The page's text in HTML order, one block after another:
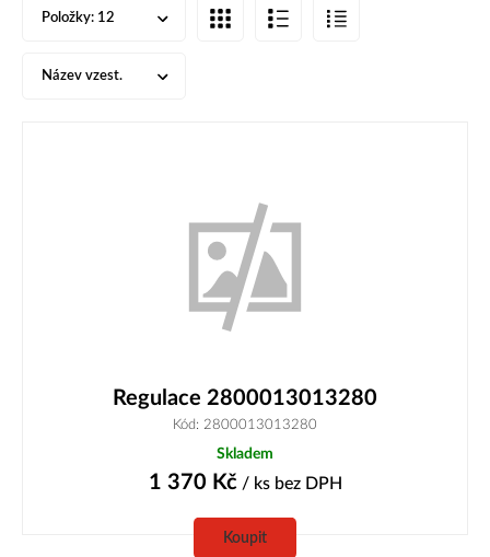
Položky: 12
Název vzest.
Regulace 2800013013280
Kód: 2800013013280
Skladem
1 370 Kč/ ks bez DPH
Koupit